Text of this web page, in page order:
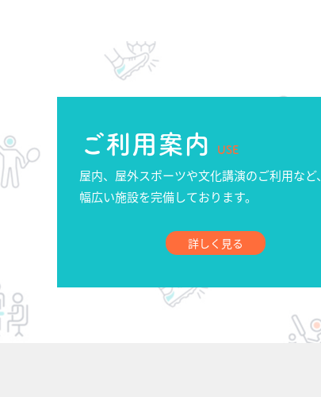
ご利用案内 USE
屋内、屋外スポーツや文化講演のご利用など、
幅広い施設を完備しております。
詳しく見る